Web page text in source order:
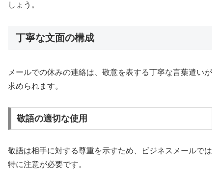
しょう。
丁寧な文面の構成
メールでの休みの連絡は、敬意を表する丁寧な言葉遣いが
求められます。
敬語の適切な使用
敬語は相手に対する尊重を示すため、ビジネスメールでは
特に注意が必要です。